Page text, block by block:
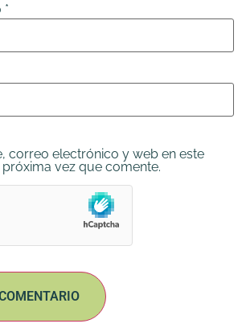
*
correo electrónico y web en este
vez que comente.